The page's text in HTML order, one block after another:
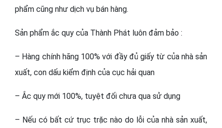
phẩm cũng như dịch vụ bán hàng.
Sản phẩm ắc quy của Thành Phát luôn đảm bảo :
– Hàng chính hãng 100% với đầy đủ giấy từ của nhà sản
xuất, con dấu kiểm định của cục hải quan
– Ắc quy mới 100%, tuyệt đối chưa qua sử dụng
– Nếu có bất cứ trục trặc nào do lỗi của nhà sản xuất,